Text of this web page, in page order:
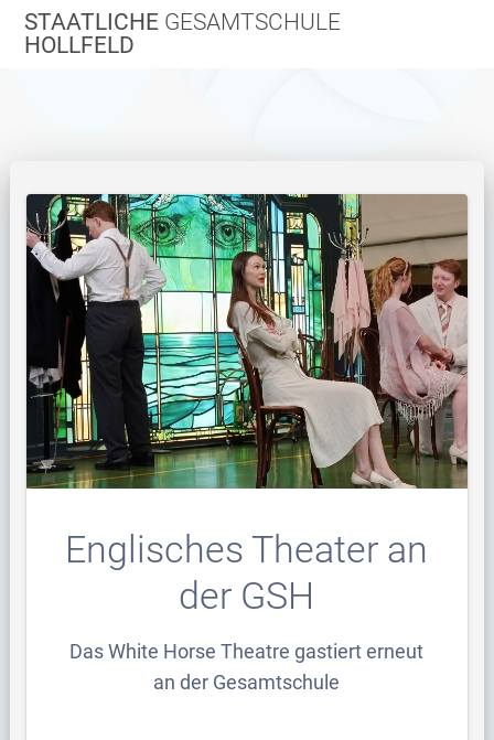
Zum
Inhalt
STAATLICHE GESAMTSCHULE
HOLLFELD
Englisches Theater an
der GSH
Das White Horse Theatre gastiert erneut
an der Gesamtschule